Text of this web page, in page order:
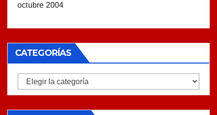
octubre 2004
CATEGORÍAS
Categorías